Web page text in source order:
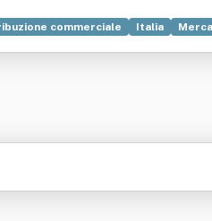
commerciale Italia